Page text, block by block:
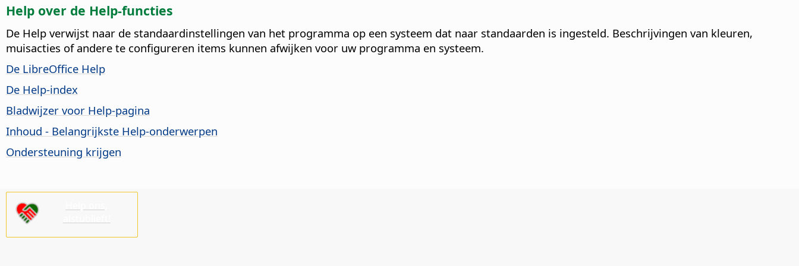
Help over de Help-functies
De Help verwijst naar de standaardinstellingen van het programma op een systeem dat naar standaarden is ingesteld. Beschrijvingen van kleuren,
muisacties of andere te configureren items kunnen afwijken voor uw programma en systeem.
De LibreOffice Help
De Help-index
Bladwijzer voor Help-pagina
Inhoud - Belangrijkste Help-onderwerpen
Ondersteuning krijgen